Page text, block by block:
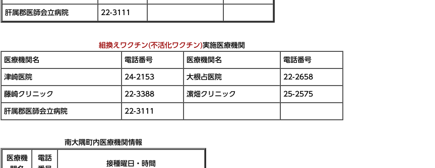
肝属郡医師会立病院 22-3111
組換えワクチン(不活化ワクチン)実施医療機関
医療機関名 電話番号 医療機関名 電話番号
津崎医院 24-2153 大根占医院 22-2658
藤崎クリニック 22-3388 濵畑クリニック 25-2575
肝属郡医師会立病院 22-3111
南大隅町内医療機関情報
医療機
電話
接種曜日・時間